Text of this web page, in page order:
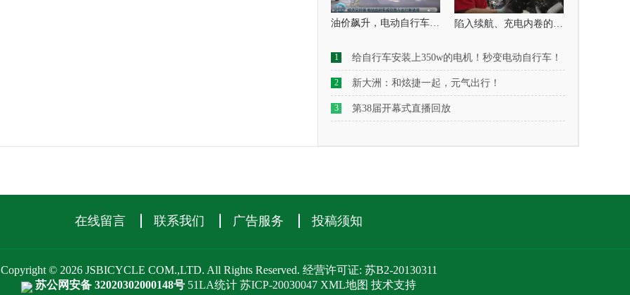
1 给自行车安装上350w的电机！秒变电动自行车！
2 新大洲：和炫捷一起，元气出行！
3 第38届开幕式直播回放
在线留言 联系我们 广告服务 投稿须知
Copyright © 2026 JSBICYCLE COM.,LTD. All Rights Reserved. 经营许可证: 苏B2-20130311
苏公网安备 32020302000148号 51LA统计 苏ICP-20030047 XML地图 技术支持